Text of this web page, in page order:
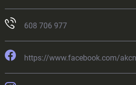
608 706 977
https://www.facebook.com/